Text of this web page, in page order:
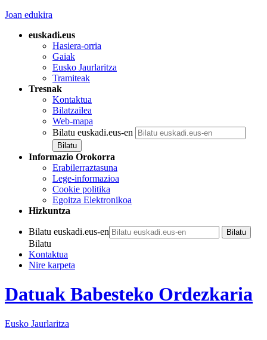
Joan edukira
euskadi.eus
Hasiera-orria
Gaiak
Eusko Jaurlaritza
Tramiteak
Tresnak
Kontaktua
Bilatzailea
Web-mapa
Bilatu euskadi.eus-en
Informazio Orokorra
Erabilerraztasuna
Lege-informazioa
Cookie politika
Egoitza Elektronikoa
Hizkuntza
Bilatu euskadi.eus-en
Bilatu
Kontaktua
Nire karpeta
Datuak Babesteko Ordezkaria
Eusko Jaurlaritza